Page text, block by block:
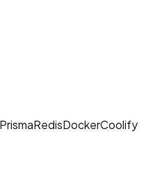
PrismaRedisDockerCoolify